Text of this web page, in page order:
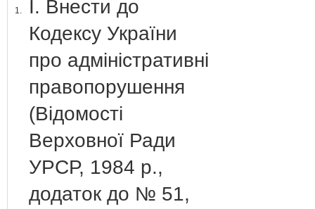
1.
І. Внести до
Кодексу України
про адміністративні
правопорушення
(Відомості
Верховної Ради
УРСР, 1984 р.,
додаток до № 51,